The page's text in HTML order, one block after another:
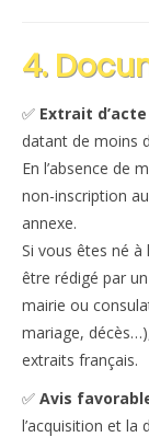
4.
✅ Extrait
datant de moins
En l’absence de
non-inscription
annexe.
Si vous êtes né à
être rédigé par un
mairie ou
mariage,
extraits français.
✅ Avis
l’acquisition et la